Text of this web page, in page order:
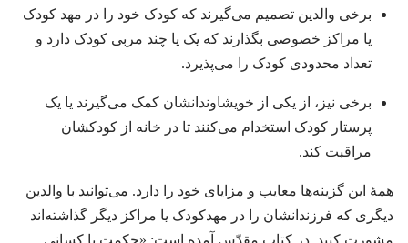
برخی والدین تصمیم می‌گیرند که کودک خود را در مهد کودک
یا مراکز خصوصی بگذارند که یک یا چند مربی کودک دارد و
تعداد محدودی کودک را می‌پذیرد.‏
برخی نیز،‏ از یکی از خویشاوندانشان کمک می‌گیرند یا یک
پرستار کودک استخدام می‌کنند تا در خانه از کودکشان
مراقبت کند.‏
همهٔ این گزینه‌ها معایب و مزایای خود را دارد.‏ می‌توانید با والدین
دیگری که فرزندانشان را در مهدکودک یا مراکز دیگر گذاشته‌اند